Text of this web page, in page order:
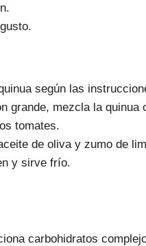
según las
grande, mezcla la
tomates.
de oliva y zumo de
y sirve frío.
carbohidratos